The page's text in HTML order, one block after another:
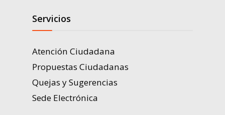
Servicios
Atención Ciudadana
Propuestas Ciudadanas
Quejas y Sugerencias
Sede Electrónica